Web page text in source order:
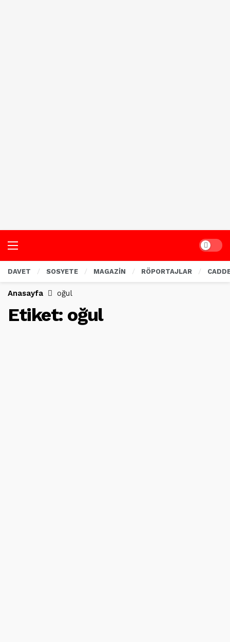
Dark
DAVET SOSYETE MAGAZİN RÖPORTAJLAR
Anasayfa oğul
Etiket: oğul